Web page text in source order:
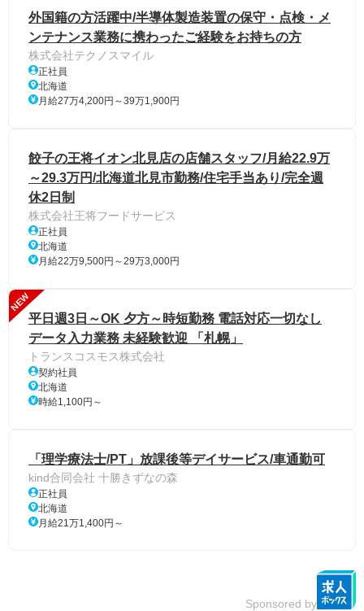
外国籍の方活躍中/半導体製造装置の保守・点検・メ
ンテナンス業務に携わったご経験をお持ちの方
株式会社テクノスマイル
正社員
北海道
月給27万4,200円～39万1,900円
餃子の王将イオン北見店の店舗スタッフ/月給22.9万
～29.3万円/北海道北見市勤務/住宅手当あり/完全週
休2日制
株式会社王将フードサービス
正社員
北海道
月給22万9,500円～29万3,000円
NEW
平日週3日～OK 夕方～時短勤務 電話対応一切なし
データ入力業務 未経験歓迎 「札幌」
トランスコスモス株式会社
契約社員
北海道
時給1,100円～
「理学療法士/PT」放課後等デイサービス/車通勤可
kind合同会社 十勝きずなの森
正社員
北海道
月給21万1,400円～
Sponsored by